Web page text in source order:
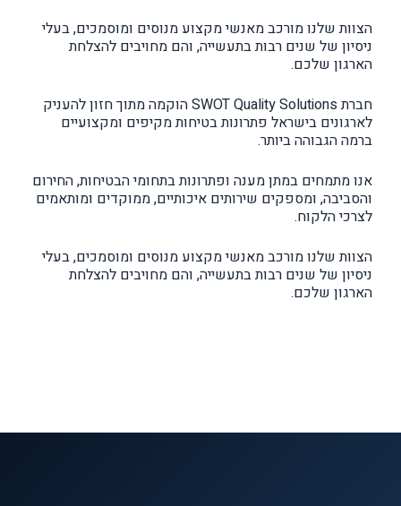
הצוות שלנו מורכב מאנשי מקצוע מנוסים ומוסמכים, בעלי
ניסיון של שנים רבות בתעשייה, והם מחויבים להצלחת
הארגון שלכם.
חברת SWOT Quality Solutions הוקמה מתוך חזון להעניק
לארגונים בישראל פתרונות בטיחות מקיפים ומקצועיים
ברמה הגבוהה ביותר.
אנו מתמחים במתן מענה ופתרונות בתחומי הבטיחות, החירום
והסביבה, ומספקים שירותים איכותיים, ממוקדים ומותאמים
לצרכי הלקוח.
הצוות שלנו מורכב מאנשי מקצוע מנוסים ומוסמכים, בעלי
ניסיון של שנים רבות בתעשייה, והם מחויבים להצלחת
הארגון שלכם.